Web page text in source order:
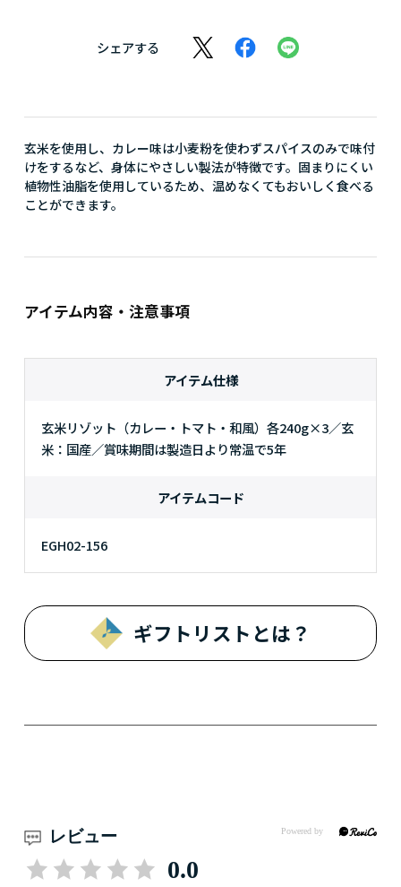
シェアする
玄米を使用し、カレー味は小麦粉を使わずスパイスのみで味付
けをするなど、身体にやさしい製法が特徴です。固まりにくい
植物性油脂を使用しているため、温めなくてもおいしく食べる
ことができます。
アイテム内容・注意事項
アイテム仕様
玄米リゾット（カレー・トマト・和風）各240g×3／玄
米：国産／賞味期間は製造日より常温で5年
アイテムコード
EGH02-156
ギフトリストとは？
レビュー
0.0